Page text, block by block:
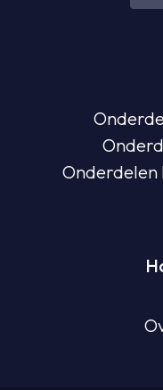
Onderdelen